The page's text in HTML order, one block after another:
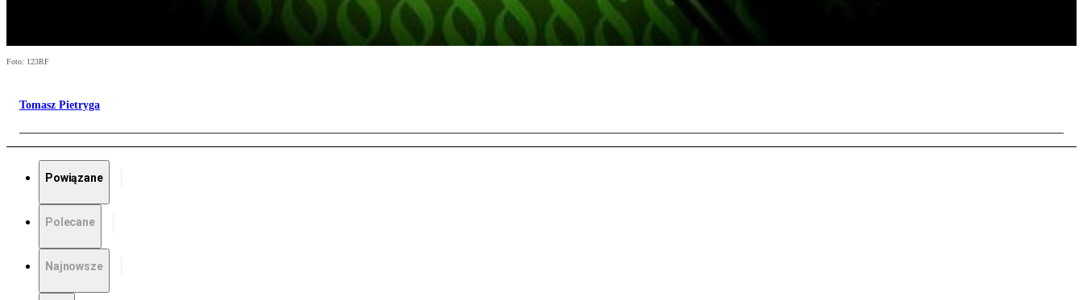
Foto: 123RF
Tomasz Pietryga
Powiązane
Polecane
Najnowsze